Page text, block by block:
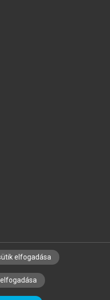
KÖNYVTÁROSOKNAK
ALAPELVEK
elfogadása